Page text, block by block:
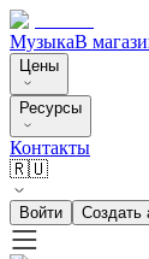
МузыкаВ
Цены
Ресурсы
Контакты
🇷🇺
Войти Создать